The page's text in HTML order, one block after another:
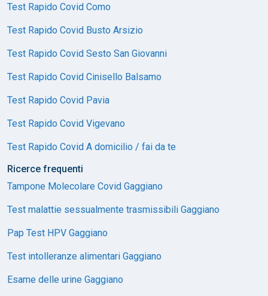
Test Rapido Covid Como
Test Rapido Covid Busto Arsizio
Test Rapido Covid Sesto San Giovanni
Test Rapido Covid Cinisello Balsamo
Test Rapido Covid Pavia
Test Rapido Covid Vigevano
Test Rapido Covid A domicilio / fai da te
Ricerce frequenti
Tampone Molecolare Covid Gaggiano
Test malattie sessualmente trasmissibili Gaggiano
Pap Test HPV Gaggiano
Test intolleranze alimentari Gaggiano
Esame delle urine Gaggiano